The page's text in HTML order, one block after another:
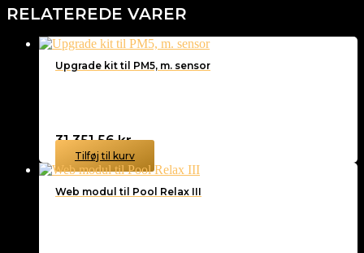
RELATEREDE VARER
Upgrade kit til PM5, m. sensor
31.351,56kr.
Tilføj til kurv
Web modul til Pool Relax III